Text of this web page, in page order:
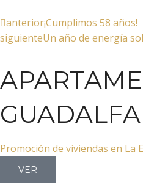
anterior¡Cumplimos 58 años!
siguienteUn año de energía
Promoción de viviendas en La
VER